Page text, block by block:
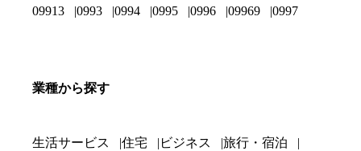
09913
0993 0994 0995 0996 09969 0997
業種から探す
生活サービス 住宅 ビジネス
旅行・宿泊